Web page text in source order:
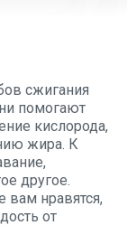
сжигания
помогают
кислорода,
жира. К
другое.
вам нравятся,
от